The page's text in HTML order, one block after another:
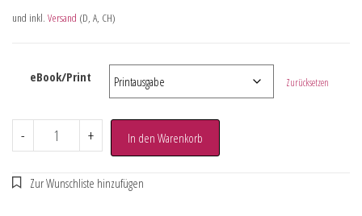
und inkl. Versand (D, A, CH)
eBook/Print Zurücksetzen
- + In den Warenkorb